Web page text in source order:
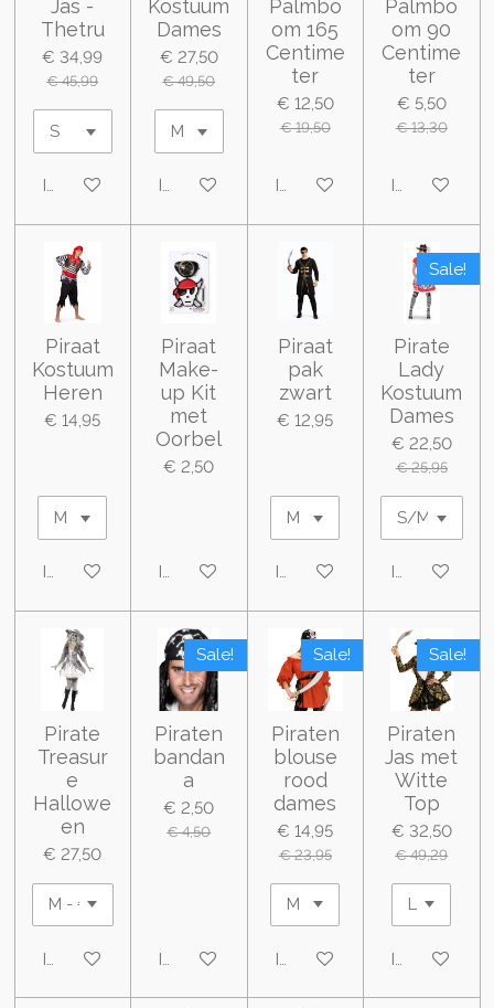
Jas -
Thetru
€ 34,99
€ 45,99
In winkelwagen
Kostuum
Dames
€ 27,50
€ 49,50
In winkelwagen
Palmbo
om 165
Centime
ter
€ 12,50
€ 19,50
In winkelwagen
Palmbo
om 90
Centime
ter
€ 5,50
€ 13,30
In
Piraat
Kostuum
Heren
€ 14,95
In winkelwagen
Piraat
Make-
up Kit
met
Oorbel
€ 2,50
In winkelwagen
Piraat
pak
zwart
€ 12,95
In winkelwagen
Sale!
Pirate
Lady
Kostuum
Dames
€ 22,50
€ 25,95
In
Pirate
Treasur
e
Hallowe
en
€ 27,50
In winkelwagen
Sale!
Piraten
bandan
a
€ 2,50
€ 4,50
In winkelwagen
Sale!
Piraten
blouse
rood
dames
€ 14,95
€ 23,95
In winkelwagen
Sale!
Piraten
Jas met
Witte
Top
€ 32,50
€ 49,29
In